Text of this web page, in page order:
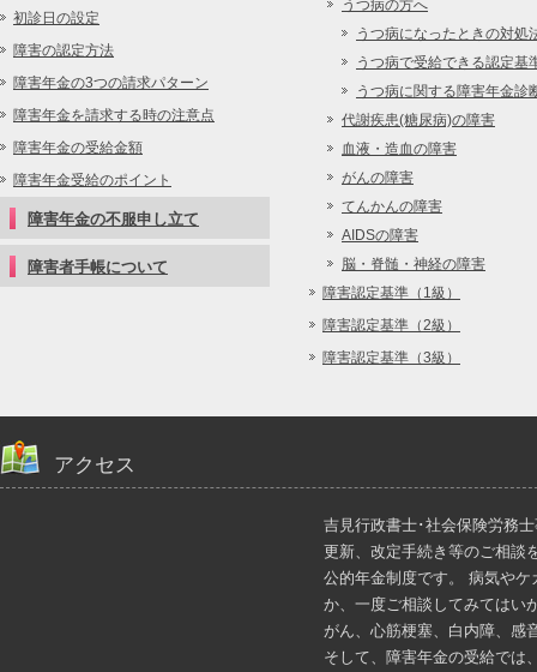
初診日の設定
障害の認定方法
障害年金の3つの請求パターン
障害年金を請求する時の注意点
障害年金の受給金額
障害年金受給のポイント
障害年金の不服申し立て
障害者手帳について
うつ病の方へ
うつ病になったときの対処
うつ病で受給できる認定基
うつ病に関する障害年金診
代謝疾患(糖尿病)の障害
血液・造血の障害
がんの障害
てんかんの障害
AIDSの障害
脳・脊髄・神経の障害
障害認定基準（1級）
障害認定基準（2級）
障害認定基準（3級）
アクセス
吉見行政書士･社会保険労務
更新、改定手続き等のご相談
公的年金制度です。 病気や
か、一度ご相談してみてはい
がん、心筋梗塞、白内障、感
そして、障害年金の受給では